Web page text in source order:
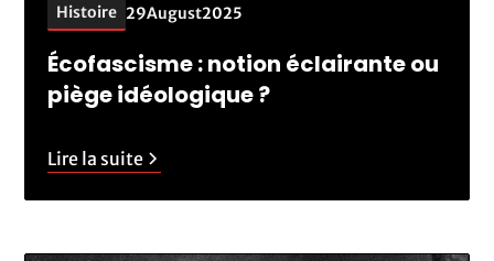
Histoire 29August2025
Écofascisme : notion éclairante ou
piège idéologique ?
Lire la suite